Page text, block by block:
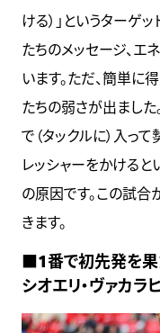
ける）」というターゲ
たちのメッセージ、エ
います。ただ、簡単に
たちの弱さが出ました
で（タックルに）入っ
レッシャーをかける
の原因です。この試合
きます。
■1番で初先発を果
シオエリ・ヴァカラヒ